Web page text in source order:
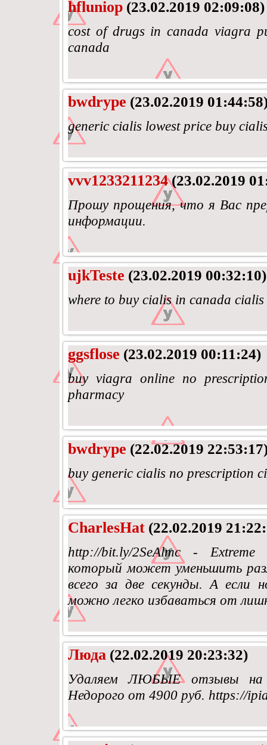
hfluniop (23.02.2019 02:09:08)
cost of drugs in canada viagra
canada
bwdrype (23.02.2019
generic cialis lowest price buy
vvv1233211234(23.02.2019
Прошу прощения, что я Вас
информации.
ujkTeste (23.02.2019 00:32:10)
where to buy cialis in canada
ggsflose (23.02.2019 00:11:24)
buy viagra online no
pharmacy
bwdrype (22.02.2019
buy generic cialis no prescription
CharlesHat (22.02.2019
http://bit.ly/2SeAlmc -
который может уменьшить
всего за две секунды. А если
можно легко избаваться от
Люда (22.02.2019 20:23:32)
Удаляем ЛЮБЫЕ отзывы
Недорого от 4900 руб. https://